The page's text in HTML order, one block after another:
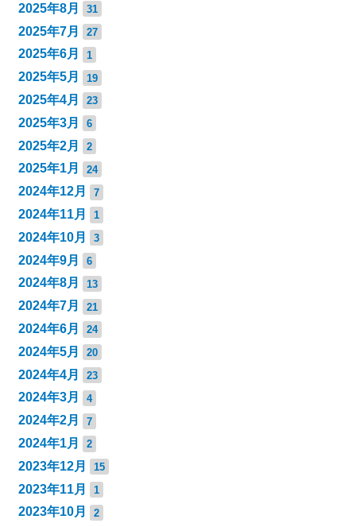
2025年8月 31
2025年7月 27
2025年6月 1
2025年5月 19
2025年4月 23
2025年3月 6
2025年2月 2
2025年1月 24
2024年12月 7
2024年11月 1
2024年10月 3
2024年9月 6
2024年8月 13
2024年7月 21
2024年6月 24
2024年5月 20
2024年4月 23
2024年3月 4
2024年2月 7
2024年1月 2
2023年12月 15
2023年11月 1
2023年10月 2